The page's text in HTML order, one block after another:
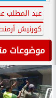
عبد المطلب
كورنيش
موضوعات